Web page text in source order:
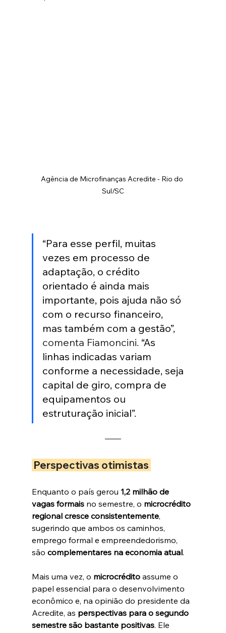
Agência de Microfinanças Acredite - Rio do
Sul/SC
“Para esse perfil, muitas
vezes em processo de
adaptação, o crédito
orientado é ainda mais
importante, pois ajuda não só
com o recurso financeiro,
mas também com a gestão”,
comenta Fiamoncini. “As
linhas indicadas variam
conforme a necessidade, seja
capital de giro, compra de
equipamentos ou
estruturação inicial”.
Perspectivas otimistas
Enquanto o país gerou 1,2 milhão de
vagas formais no semestre, o microcrédito
regional cresce consistentemente,
sugerindo que ambos os caminhos,
emprego formal e empreendedorismo,
são complementares na economia atual.
Mais uma vez, o microcrédito assume o
papel essencial para o desenvolvimento
econômico e, na opinião do presidente da
Acredite, as perspectivas para o segundo
semestre são bastante positivas. Ele